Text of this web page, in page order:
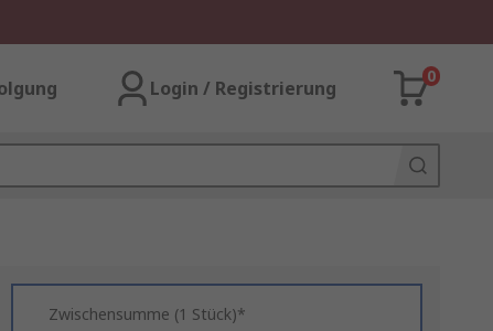
Login / Registrierung
0
Zwischensumme (1 Stück)*